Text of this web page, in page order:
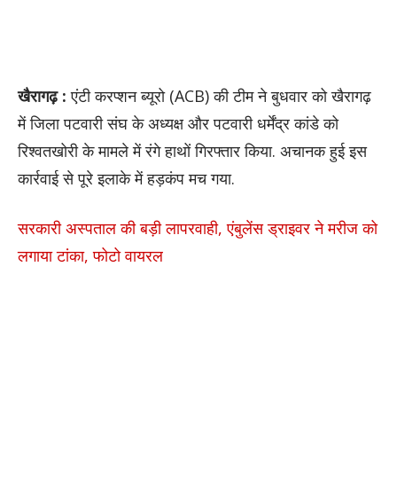
खैरागढ़ : एंटी करप्शन ब्यूरो (ACB) की टीम ने बुधवार को खैरागढ़
में जिला पटवारी संघ के अध्यक्ष और पटवारी धर्मेंद्र कांडे को
रिश्वतखोरी के मामले में रंगे हाथों गिरफ्तार किया. अचानक हुई इस
कार्रवाई से पूरे इलाके में हड़कंप मच गया.
सरकारी अस्पताल की बड़ी लापरवाही, एंबुलेंस ड्राइवर ने मरीज को
लगाया टांका, फोटो वायरल